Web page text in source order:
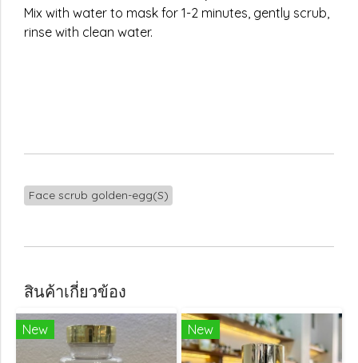
Mix with water to mask for 1-2 minutes, gently scrub,
rinse with clean water.
Face scrub golden-egg(S)
สินค้าเกี่ยวข้อง
New New